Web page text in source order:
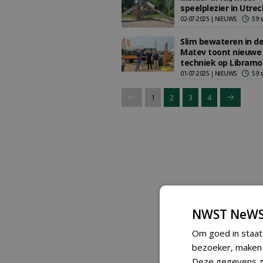
speelplezier in
02-07-2025 | NIEUWS 59
Slim bewateren in
Matev toont nieuwe
techniek op
01-07-2025 | NIEUWS 59
1 2 3 4
NWST
Om goed in
bezoeker,